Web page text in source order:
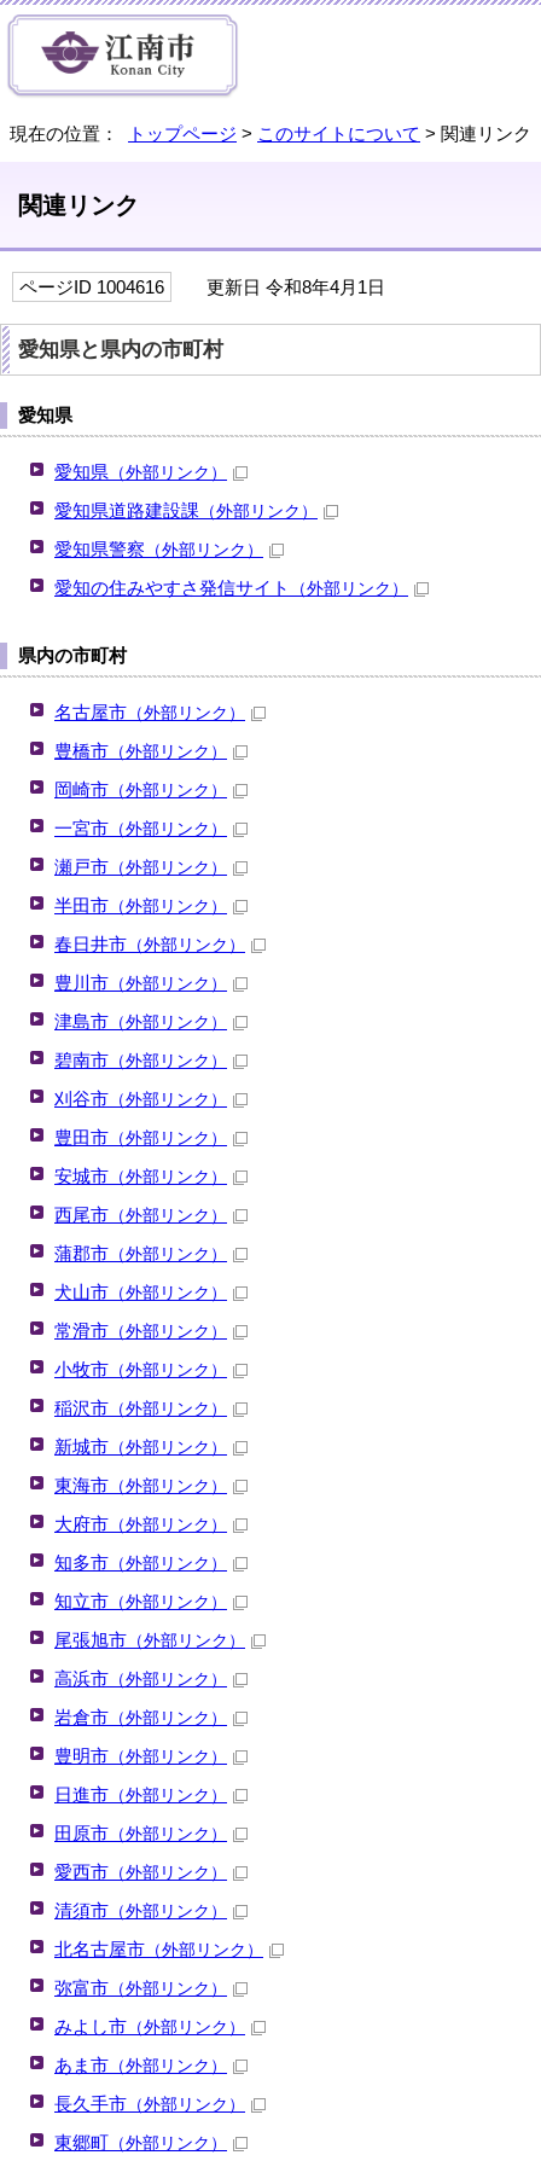
現在の位置： トップページ > このサイトについて > 関連リンク
関連リンク
ページID 1004616 更新日 令和8年4月1日
愛知県と県内の市町村
愛知県
愛知県 （外部リンク）
愛知県道路建設課 （外部リンク）
愛知県警察 （外部リンク）
愛知の住みやすさ発信サイト （外部リンク）
県内の市町村
名古屋市 （外部リンク）
豊橋市 （外部リンク）
岡崎市 （外部リンク）
一宮市 （外部リンク）
瀬戸市 （外部リンク）
半田市 （外部リンク）
春日井市 （外部リンク）
豊川市 （外部リンク）
津島市 （外部リンク）
碧南市 （外部リンク）
刈谷市 （外部リンク）
豊田市 （外部リンク）
安城市 （外部リンク）
西尾市 （外部リンク）
蒲郡市 （外部リンク）
犬山市 （外部リンク）
常滑市 （外部リンク）
小牧市 （外部リンク）
稲沢市 （外部リンク）
新城市 （外部リンク）
東海市 （外部リンク）
大府市 （外部リンク）
知多市 （外部リンク）
知立市 （外部リンク）
尾張旭市 （外部リンク）
高浜市 （外部リンク）
岩倉市 （外部リンク）
豊明市 （外部リンク）
日進市 （外部リンク）
田原市 （外部リンク）
愛西市 （外部リンク）
清須市 （外部リンク）
北名古屋市 （外部リンク）
弥富市 （外部リンク）
みよし市 （外部リンク）
あま市 （外部リンク）
長久手市 （外部リンク）
東郷町 （外部リンク）